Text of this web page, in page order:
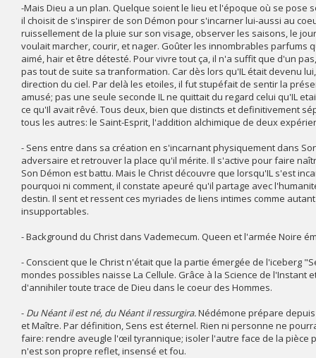
-Mais Dieu a un plan. Quelque soient le lieu et l'époque où se
il choisit de s'inspirer de son Démon pour s'incarner lui-aussi au
ruissellement de la pluie sur son visage, observer les saisons, le
voulait marcher, courir, et nager. Goûter les innombrables
aimé, hair et être détesté. Pour vivre tout ça, il n'a suffit que d'un
pas tout de suite sa tranformation. Car dès lors qu'IL était devenu
direction du ciel. Par delà les etoiles, il fut stupéfait de sentir la
amusé; pas une seule seconde IL ne quittait du regard celui qu'IL
ce qu'Il avait rêvé. Tous deux, bien que distincts et definitivement
tous les autres: le Saint-Esprit, l'addition alchimique de deux
- Sens entre dans sa création en s'incarnant physiquement dans
adversaire et retrouver la place qu'il mérite. Il s'active pour faire
Son Démon est battu. Mais le Christ découvre que lorsqu'IL s'est
pourquoi ni comment, il constate apeuré qu'il partage avec
destin. Il sent et ressent ces myriades de liens intimes comme
insupportables.
- Background du Christ dans Vademecum. Queen et l'armée Noire
- Conscient que le Christ n'était que la partie émergée de l'iceberg
mondes possibles naisse La Cellule. Grâce à la Science de
d'annihiler toute trace de Dieu dans le coeur des Hommes.
- Du Néant il est né, du Néant il ressurgira.Nédémone prépare
et Maître. Par définition, Sens est éternel. Rien ni personne ne
faire: rendre aveugle l'œil tyrannique; isoler l'autre face de la pièce
n'est son propre reflet, insensé et fou.